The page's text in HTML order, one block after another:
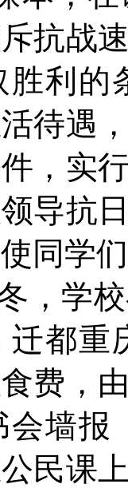
抗战
胜利的
待遇
，实
导抗
同学
，学
都重
费，
墙报
民课